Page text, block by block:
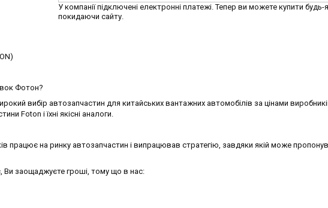
У компанії підключені електронні платежі. Тепер ви можете купити
покидаючи сайту.
Фотон?
вибір автозапчастин для китайських вантажних автомобілів за цінами
Foton і їхні якісні аналоги.
працює на ринку автозапчастин і випрацював стратегію, завдяки якій може
Ви заощаджуєте гроші, тому що в нас: